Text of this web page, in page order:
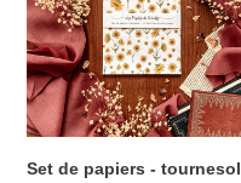
Set de papiers - tournesol